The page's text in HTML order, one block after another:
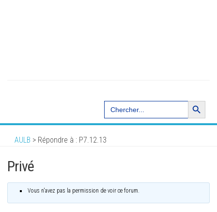
Search
for:
Search Button
AULB > Répondre à : P7.12.13
Privé
Vous n'avez pas la permission de voir ce forum.